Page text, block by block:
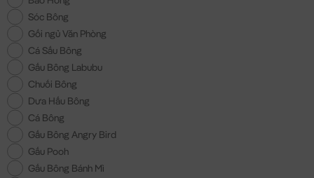
Sóc Bông
Gối ngủ Văn Phòng
Cá Sấu Bông
Gấu Bông Labubu
Chuối Bông
Dưa Hấu Bông
Cá Bông
Gấu Bông Angry Bird
Gấu Pooh
Gấu Bông Bánh Mì